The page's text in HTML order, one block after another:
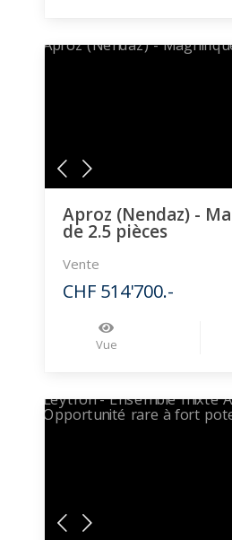
Aproz (Nendaz) -
de 2.5 pièces
Vente
CHF 514'700.-
Vue